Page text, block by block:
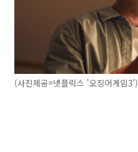
(사진제공=넷플릭스 '오징어게임3')